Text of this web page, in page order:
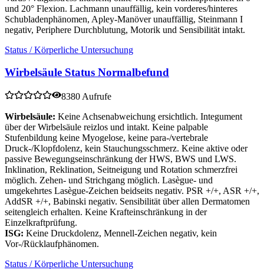
und 20° Flexion. Lachmann unauffällig, kein vorderes/hinteres
Schubladenphänomen, Apley-Manöver unauffällig, Steinmann I
negativ, Periphere Durchblutung, Motorik und Sensibilität intakt.
Status / Körperliche Untersuchung
Wirbelsäule Status Normalbefund
8380 Aufrufe
Wirbelsäule: Keine Achsenabweichung ersichtlich. Integument
über der Wirbelsäule reizlos und intakt. Keine palpable
Stufenbildung keine Myogelose, keine para-/vertebrale
Druck-/Klopfdolenz, kein Stauchungsschmerz. Keine aktive oder
passive Bewegungseinschränkung der HWS, BWS und LWS.
Inklination, Reklination, Seitneigung und Rotation schmerzfrei
möglich. Zehen- und Strichgang möglich. Lasègue- und
umgekehrtes Lasègue-Zeichen beidseits negativ. PSR +/+, ASR +/+,
AddSR +/+, Babinski negativ. Sensibilität über allen Dermatomen
seitengleich erhalten. Keine Krafteinschränkung in der
Einzelkraftprüfung.
ISG: Keine Druckdolenz, Mennell-Zeichen negativ, kein
Vor-/Rücklaufphänomen.
Status / Körperliche Untersuchung